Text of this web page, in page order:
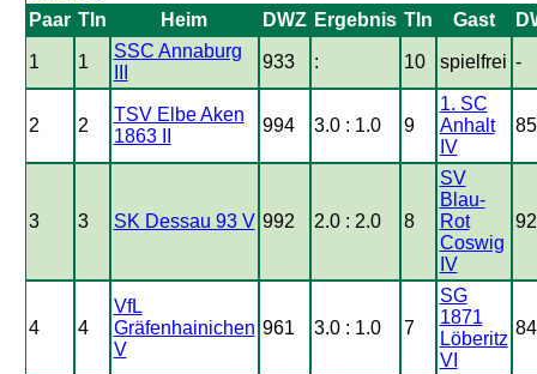
Paar Tln Heim DWZ Ergebnis Tln Gast
1 1
SSC Annaburg
933 : 10 spielfrei -
2 2
TSV Elbe Aken
1863 II
994 3.0 : 1.0 9
1. SC
Anhalt
IV
3 3 SK Dessau 93 V 992 2.0 : 2.0 8
SV
Blau-
Rot
Coswig
IV
4 4
VfL
Gräfenhainichen
V
961 3.0 : 1.0 7
SG
1871
Löberitz
VI